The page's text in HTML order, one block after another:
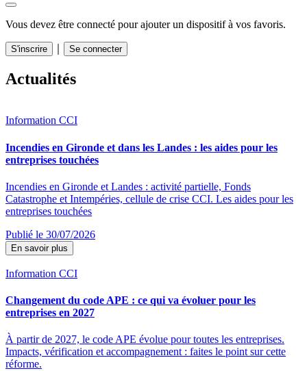
Vous devez être connecté pour ajouter un dispositif à vos favoris.
S'inscrire Se connecter
Actualités
Information CCI
Incendies en Gironde et dans les Landes : les aides pour les
entreprises touchées
Incendies en Gironde et Landes : activité partielle, Fonds
Catastrophe et Intempéries, cellule de crise CCI. Les aides pour les
entreprises touchées
Publié le 30/07/2026
En savoir plus
Information CCI
Changement du code APE : ce qui va évoluer pour les
entreprises en 2027
À partir de 2027, le code APE évolue pour toutes les entreprises.
Impacts, vérification et accompagnement : faites le point sur cette
réforme.